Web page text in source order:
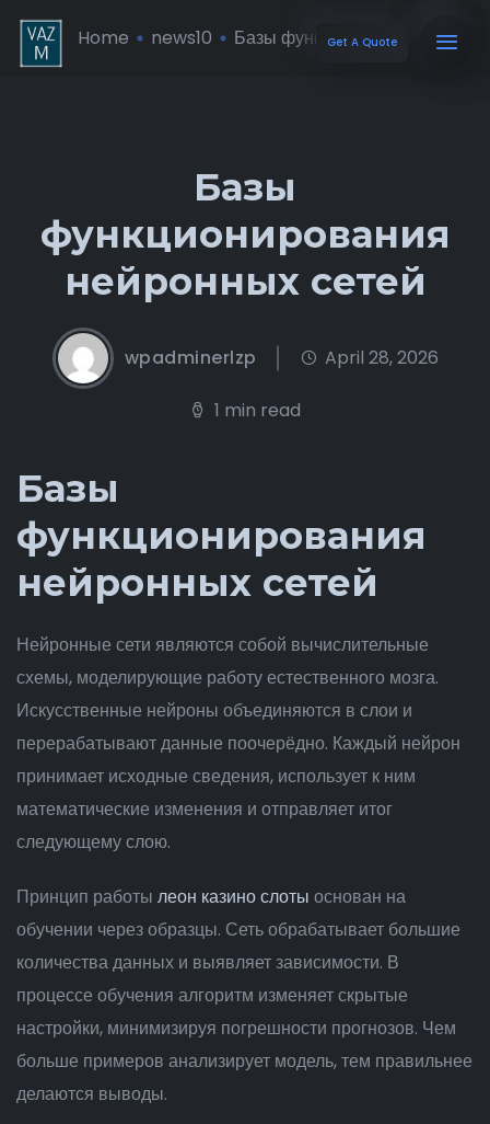
Get A Quote
Home news10 Базы функционир� ...
Базы
функционирования
нейронных сетей
wpadminerlzp April 28, 2026
1 min read
Базы
функционирования
нейронных сетей
Нейронные сети являются собой вычислительные
схемы, моделирующие работу естественного мозга.
Искусственные нейроны объединяются в слои и
перерабатывают данные поочерёдно. Каждый нейрон
принимает исходные сведения, использует к ним
математические изменения и отправляет итог
следующему слою.
Принцип работы леон казино слоты основан на
обучении через образцы. Сеть обрабатывает большие
количества данных и выявляет зависимости. В
процессе обучения алгоритм изменяет скрытые
настройки, минимизируя погрешности прогнозов. Чем
больше примеров анализирует модель, тем правильнее
делаются выводы.